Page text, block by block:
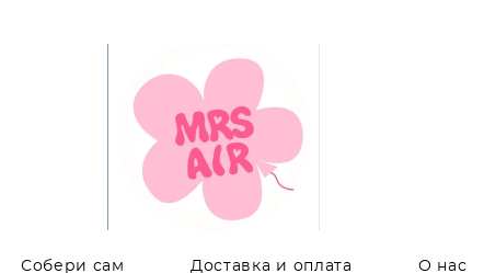
Собери сам Доставка и оплата О нас